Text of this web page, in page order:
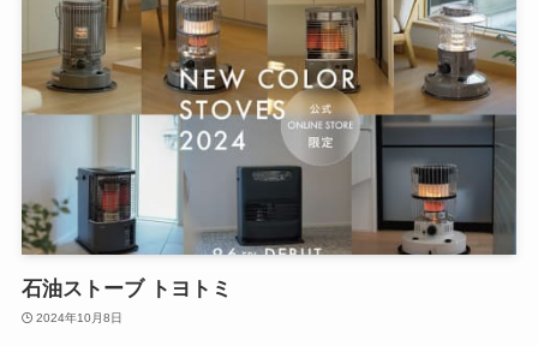
石油ストーブ トヨトミ
2024年10月8日